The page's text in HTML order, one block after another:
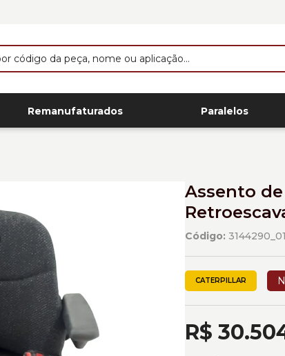
Remanufaturados Paralelos
Assento
Código:
CATERPILLAR
R$